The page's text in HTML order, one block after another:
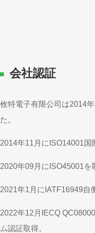
会社認証
攸特電子有限公司は2014
た。
2014年11月にISO14001
2020年09月にISO45001を
2021年1月にIATF16949自
2022年12月IECQ
ム認証取得。